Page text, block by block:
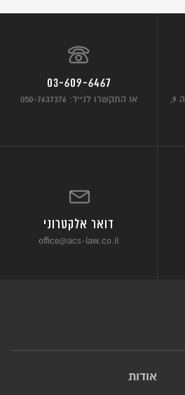
מגדל בסר 3, קומה 35, רח’ מצדה 9,
03-609-6467
או התקשרו לנייד: 050-7637376
דואר אלקטרוני
office@acs-law.co.il
אודות